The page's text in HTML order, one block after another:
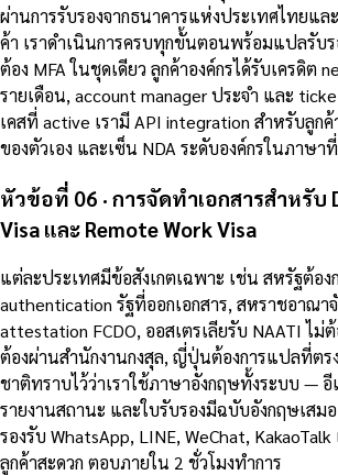
ผ่านการรับรองจากธนาคารแห่งประเทศไทยแ
ค้า เราดำเนินการครบทุกขั้นตอนพร้อมแปลรับ
ต้อง MFA ในชุดเดียว ลูกค้าองค์กรได้รับเครดิต
รายเดือน, account manager ประจำ และ
เคสที่ active เรามี API integration สำหรับลูกค้
ของตัวเอง และเซ็น NDA ระดับองค์กรในภาษา
หัวข้อที่ 06 · การจัดทำเอกสารสำหรับ
Visa และ Remote Work Visa
แต่ละประเทศมีข้อสังเกตเฉพาะ เช่น สหรัฐต้อ
authentication รัฐที่ออกเอกสาร, สหราชอาณา
attestation FCDO, ออสเตรเลียรับ NAATI ไม่
ต้องผ่านสำนักงานกงสุล, ญี่ปุ่นต้องการแปลที่ตร
ชาติทราบไว้ว่าเราใช้ภาษาอังกฤษทั้งระบบ —
รายงานสถานะ และใบรับรองมีฉบับอังกฤษเสมอ
รองรับ WhatsApp, LINE, WeChat,
ลูกค้าสะดวก ตอบภายใน 2 ชั่วโมงทำการ